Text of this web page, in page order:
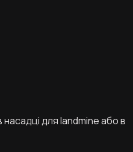
насадці для landmine або в